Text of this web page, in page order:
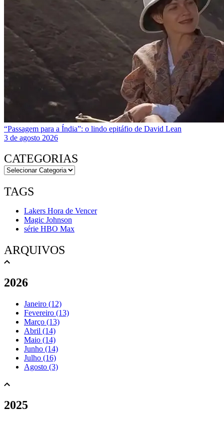
“Passagem para a Índia”: o lindo epitáfio de David Lean
3 de agosto 2026
CATEGORIAS
TAGS
Lakers Hora de Vencer
Magic Johnson
série HBO Max
ARQUIVOS
2026
Janeiro (12)
Fevereiro (13)
Março (13)
Abril (14)
Maio (14)
Junho (14)
Julho (16)
Agosto (3)
2025